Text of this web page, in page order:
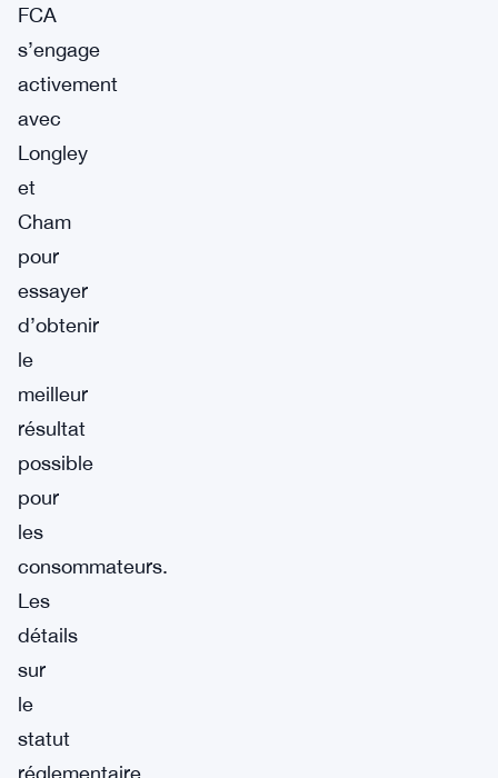
FCA
s’engage
activement
avec
Longley
et
Cham
pour
essayer
d’obtenir
le
meilleur
résultat
possible
pour
les
consommateurs.
Les
détails
sur
le
statut
réglementaire